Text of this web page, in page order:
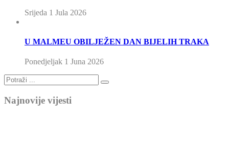
Srijeda 1 Jula 2026
U MALMEU OBILJEŽEN DAN BIJELIH TRAKA
Ponedjeljak 1 Juna 2026
Najnovije vijesti